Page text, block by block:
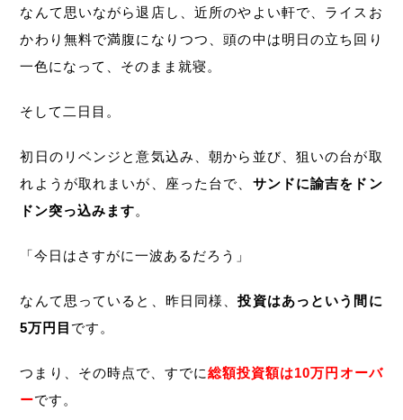
なんて思いながら退店し、近所のやよい軒で、ライスお
かわり無料で満腹になりつつ、頭の中は明日の立ち回り
一色になって、そのまま就寝。
そして二日目。
初日のリベンジと意気込み、朝から並び、狙いの台が取
れようが取れまいが、座った台で、 サンドに諭吉をドン
ドン突っ込みます。
「今日はさすがに一波あるだろう」
なんて思っていると、昨日同様、投資はあっという間に
5万円目 です。
つまり、その時点で、すでに総額投資額は10万円オーバ
ーです。